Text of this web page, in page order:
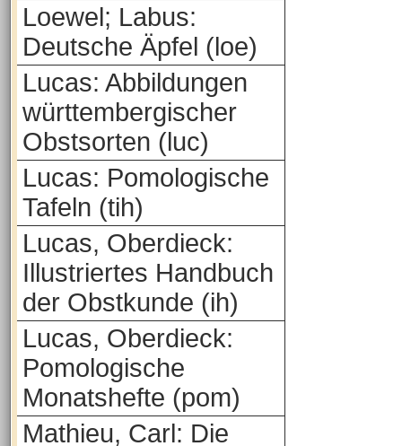
Loewel; Labus:
Deutsche Äpfel (loe)
Lucas: Abbildungen
württembergischer
Obstsorten (luc)
Lucas: Pomologische
Tafeln (tih)
Lucas, Oberdieck:
Illustriertes Handbuch
der Obstkunde (ih)
Lucas, Oberdieck:
Pomologische
Monatshefte (pom)
Mathieu, Carl: Die